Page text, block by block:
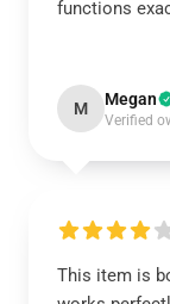
functions
M Megan
Verified
This item is